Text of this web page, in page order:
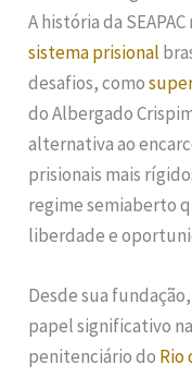
A história da
sistema prisional
desafios, como
do Albergado
alternativa ao
prisionais mais
regime semiaberto
liberdade e
Desde sua
papel significativo
penitenciário do Rio